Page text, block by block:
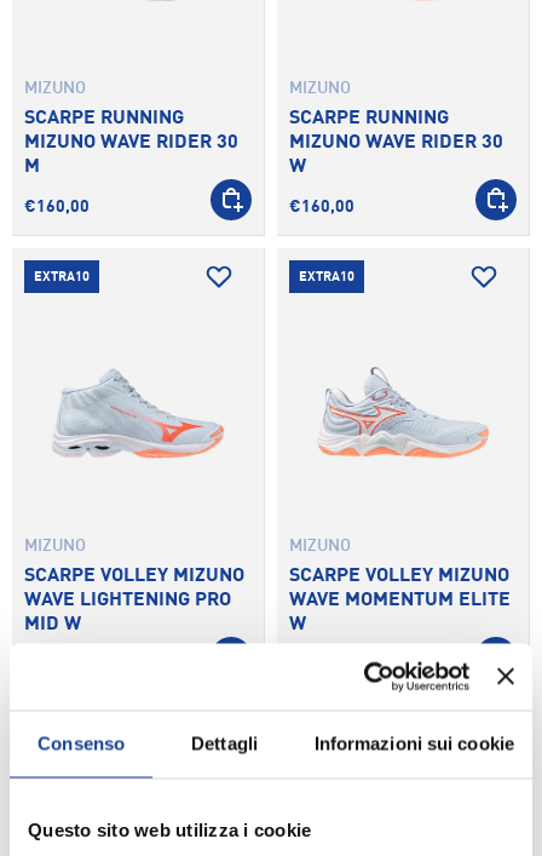
Consenso Dettagli Informazioni sui cookie
Questo sito web utilizza i cookie
MIZUNO
SCARPE RUNNING
MIZUNO WAVE RIDER 30
M
€160,00
SCEGLI OPZIONI
MIZUNO
SCARPE RUNNING
MIZUNO WAVE RIDER 30
W
€160,00
EXTRA10
MIZUNO
SCARPE VOLLEY MIZUNO
WAVE LIGHTENING PRO
MID W
EXTRA10
MIZUNO
SCARPE VOLLEY MIZUNO
WAVE MOMENTUM ELITE
W
EXTRA10 EXTRA10